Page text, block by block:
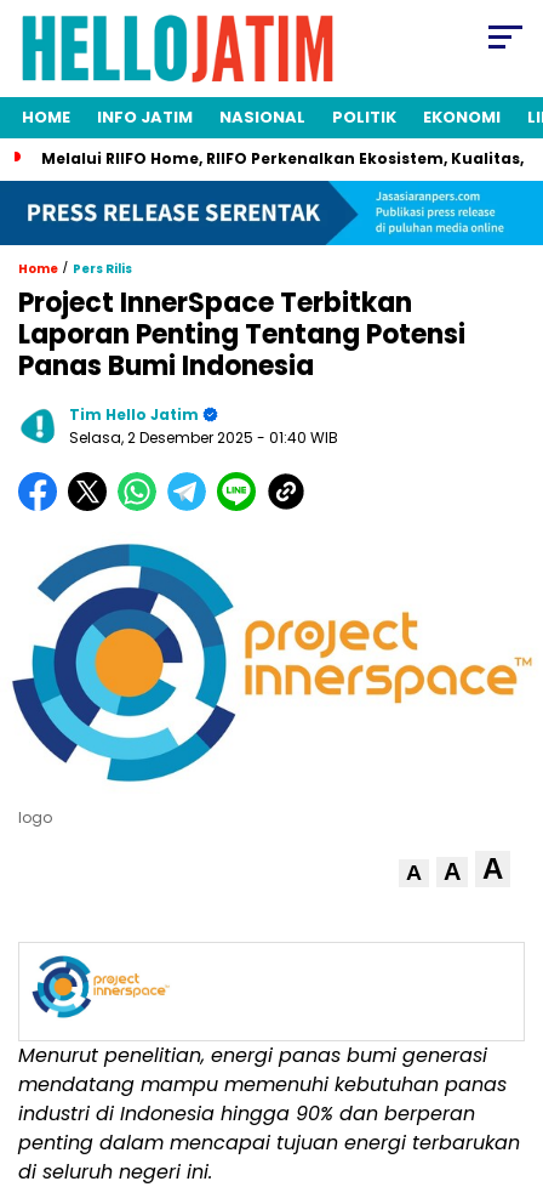
HOME INFO JATIM NASIONAL POLITIK EKONOMI
Melalui RIIFO Home, RIIFO Perkenalkan Ekosistem, Kualitas,
Home / Pers Rilis
Project InnerSpace Terbitkan
Laporan Penting Tentang Potensi
Panas Bumi Indonesia
Tim Hello Jatim
Selasa, 2 Desember 2025 - 01:40 WIB
logo
A A A
Menurut penelitian, energi panas bumi generasi
mendatang mampu memenuhi kebutuhan panas
industri di Indonesia hingga 90% dan berperan
penting dalam mencapai tujuan energi terbarukan
di seluruh negeri ini.